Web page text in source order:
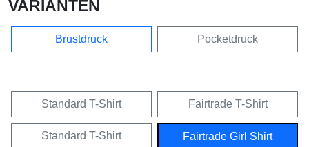
VARIANTEN
Brustdruck Pocketdruck
Standard T-Shirt Fairtrade T-Shirt
Standard T-Shirt
Fairtrade Girl Shirt